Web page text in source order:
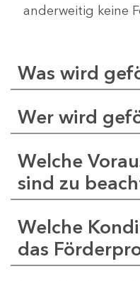
anderweitig keine
Was wird
Wer wird
Welche
sind zu
Welche
das